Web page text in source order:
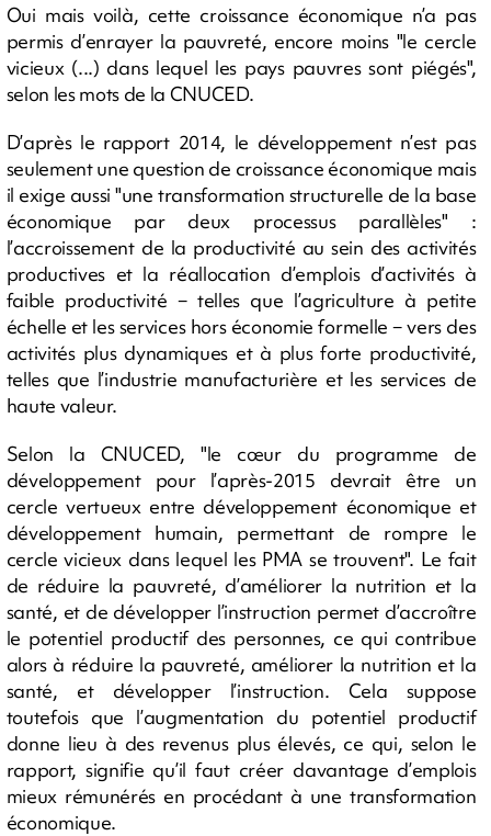
Oui mais voilà, cette croissance économique n’a pas
permis d’enrayer la pauvreté, encore moins "le cercle
vicieux (...) dans lequel les pays pauvres sont piégés",
selon les mots de la CNUCED.
D’après le rapport 2014, le développement n’est pas
seulement une question de croissance économique mais
il exige aussi "une transformation structurelle de la base
économique par deux processus parallèles" :
l’accroissement de la productivité au sein des activités
productives et la réallocation d’emplois d’activités à
faible productivité − telles que l’agriculture à petite
échelle et les services hors économie formelle − vers des
activités plus dynamiques et à plus forte productivité,
telles que l’industrie manufacturière et les services de
haute valeur.
Selon la CNUCED, "le cœur du programme de
développement pour l’après-2015 devrait être un
cercle vertueux entre développement économique et
développement humain, permettant de rompre le
cercle vicieux dans lequel les PMA se trouvent". Le fait
de réduire la pauvreté, d’améliorer la nutrition et la
santé, et de développer l’instruction permet d’accroître
le potentiel productif des personnes, ce qui contribue
alors à réduire la pauvreté, améliorer la nutrition et la
santé, et développer l’instruction. Cela suppose
toutefois que l’augmentation du potentiel productif
donne lieu à des revenus plus élevés, ce qui, selon le
rapport, signifie qu’il faut créer davantage d’emplois
mieux rémunérés en procédant à une transformation
économique.